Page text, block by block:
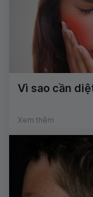
Vì sao cần
Xem thêm